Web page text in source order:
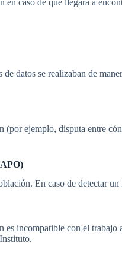
datos se realizaban de
ejemplo, disputa entre
En caso de detectar
incompatible con el